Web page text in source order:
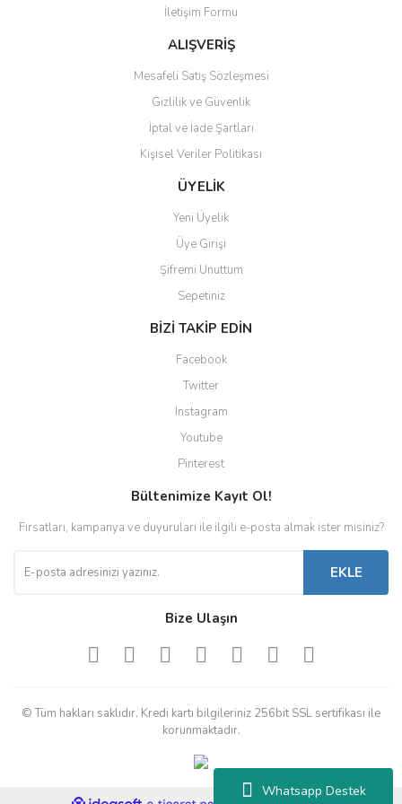
Whatsapp Destek
Ürün fiyatı diğer sitelerden daha pahalı.
Bu ürüne benzer farklı alternatifler olmalı.
Gönder
İletişim Formu
ALIŞVERİŞ
Mesafeli Satış Sözleşmesi
Gizlilik ve Güvenlik
İptal ve İade Şartları
Kişisel Veriler Politikası
ÜYELİK
Yeni Üyelik
Üye Girişi
Şifremi Unuttum
Sepetiniz
BİZİ TAKİP EDİN
Facebook
Twitter
Instagram
Youtube
Pinterest
Bültenimize Kayıt Ol!
Fırsatları, kampanya ve duyuruları ile ilgili e-posta almak ister misiniz?
EKLE
Bize Ulaşın
© Tüm hakları saklıdır. Kredi kartı bilgileriniz 256bit SSL sertifikası ile
korunmaktadır.